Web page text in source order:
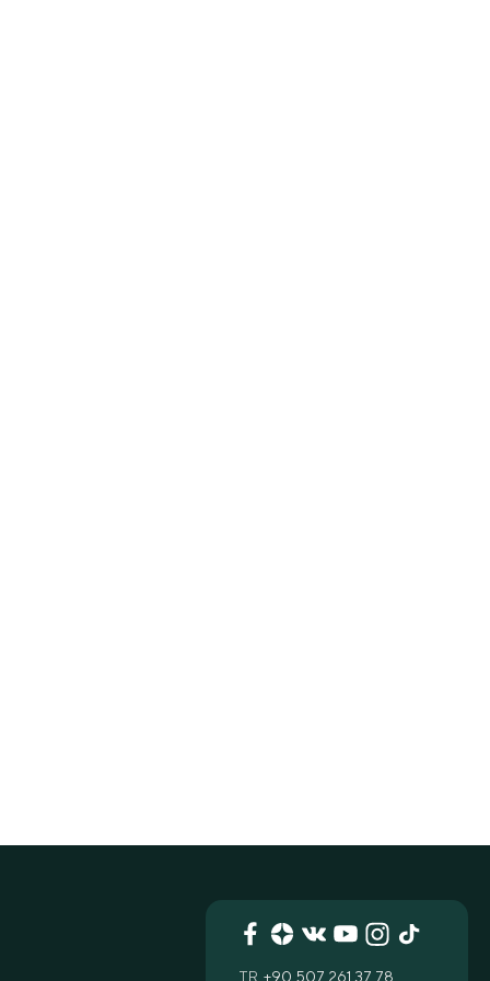
TR +90 507 261 37 78